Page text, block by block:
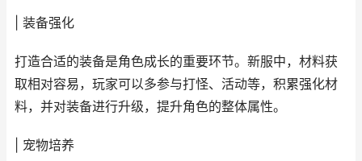
| 装备强化
打造合适的装备是角色成长的重要环节。新服中，材料获
取相对容易，玩家可以多参与打怪、活动等，积累强化材
料，并对装备进行升级，提升角色的整体属性。
| 宠物培养